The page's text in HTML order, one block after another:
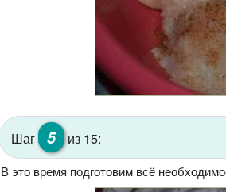
Шаг 5 из 15:
В это время подготовим всё